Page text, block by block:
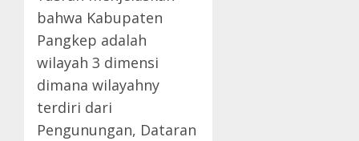
bahwa Kabupaten
Pangkep adalah
wilayah 3 dimensi
dimana wilayahny
terdiri dari
Pengunungan, Dataran